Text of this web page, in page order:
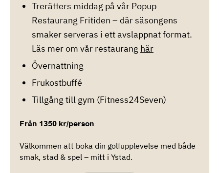
Trerätters middag på vår Popup
Restaurang Fritiden – där säsongens
smaker serveras i ett avslappnat format.
Läs mer om vår restaurang här
Övernattning
Frukostbuffé
Tillgång till gym (Fitness24Seven)
Från 1350 kr/person
Välkommen att boka din golfupplevelse med både
smak, stad & spel – mitt i Ystad.